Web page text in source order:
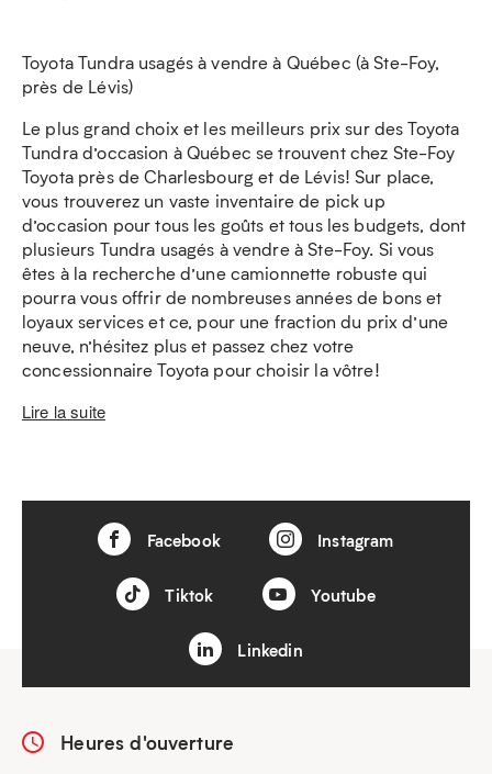
Toyota Tundra usagés à vendre à Québec (à Ste-Foy,
près de Lévis)
Le plus grand choix et les meilleurs prix sur des Toyota
Tundra d’occasion à Québec se trouvent chez Ste-Foy
Toyota près de Charlesbourg et de Lévis! Sur place,
vous trouverez un vaste inventaire de pick up
d’occasion pour tous les goûts et tous les budgets, dont
plusieurs Tundra usagés à vendre à Ste-Foy. Si vous
êtes à la recherche d’une camionnette robuste qui
pourra vous offrir de nombreuses années de bons et
loyaux services et ce, pour une fraction du prix d’une
neuve, n’hésitez plus et passez chez votre
concessionnaire Toyota pour choisir la vôtre!
Lire la suite
Facebook Instagram
Tiktok Youtube
Linkedin
Heures d'ouverture